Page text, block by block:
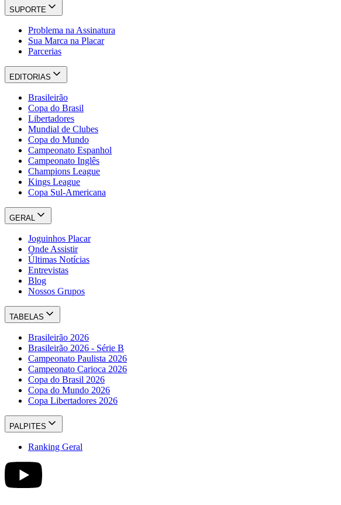
SUPORTE
Problema na Assinatura
Sua Marca na Placar
Parcerias
EDITORIAS
Brasileirão
Copa do Brasil
Libertadores
Mundial de Clubes
Copa do Mundo
Campeonato Espanhol
Campeonato Inglês
Champions League
Kings League
Copa Sul-Americana
GERAL
Joguinhos Placar
Onde Assistir
Últimas Notícias
Entrevistas
Blog
Nossos Grupos
TABELAS
Brasileirão 2026
Brasileirão 2026 - Série B
Campeonato Paulista 2026
Campeonato Carioca 2026
Copa do Brasil 2026
Copa do Mundo 2026
Copa Libertadores 2026
PALPITES
Ranking Geral